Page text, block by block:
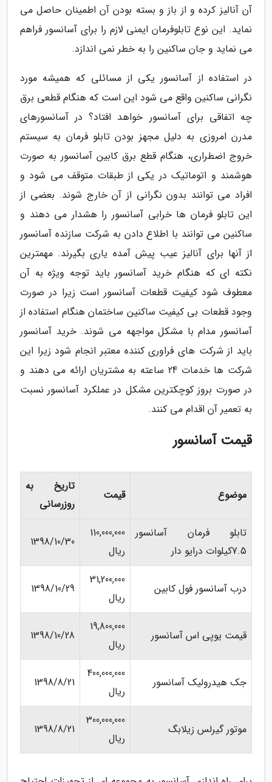
آن آنالیز کرده و از باز و بسته بودن آن اطمینان حاصل می
نماید. این نوع تابلوفرمان ایمنی لازم را برای آسانسور فراهم
می نماید و جان ساکنین را به خطر نمی اندازد.
در استفاده از آسانسور یکی از مسائلی که همیشه مورد
نگرانی ساکنین واقع می شود این است که هنگام قطعی برق
چه اتفاقی برای آسانسور خواهد افتاد؟ در آسانسورهای
مدرن امروزی به دلیل مجهز بودن تابلو فرمان به سیستم
خروج اضطراری، هنگام قطع برق کابین آسانسور به صورت
هوشمند و اتوماتیک در یکی از طبقات متوقف می شود و
افراد می توانند بدون نگرانی از آن خارج شوند. بعضی از
این تابلو فرمان ها خرابی آسانسور را هشدار می دهند و
ساکنین می توانند با اطلاع دادن به شرکت سازنده آسانسور
از آنها برای آنالیز عیب پیش آمده یاری بگیرند. مهمترین
نکته ای که هنگام خرید آسانسور باید توجه ویژه به آن
معطوف شود کیفیت قطعات آسانسور است زیرا در صورت
وجود قطعات بی کیفیت ساکنین ساختمان هنگام استفاده از
آسانسور مدام با مشکل مواجهه می شوند. خرید آسانسور
باید از شرکت های فراوری کننده معتبر انجام شود زیرا این
شرکت ها خدمات 24 ساعته به مشتریان ارائه می دهند و
در صورت بروز کوچکترین مشکل در عملکرد آسانسور نسبت
به تعمیر آن اقدام می کنند.
قیمت آسانسور
موضوع قیمت
تاریخ به
روزرسانی
تابلو فرمان آسانسور
7.5کیلوات درایو دار
110,000,000
ریال
1398/10/30
درب آسانسور فول کابین
31,200,000
ریال
1398/10/29
قیمت یوپی اس آسانسور
19,800,000
ریال
1398/10/28
جک هیدرولیک آسانسور
400,000,000
ریال
1398/8/21
موتور گیرلس زیلابگ
300,000,000
ریال
1398/8/21